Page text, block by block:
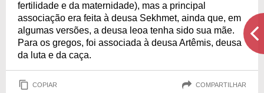
fertilidade e da maternidade), mas a principal
associação era feita à deusa Sekhmet, ainda que, em
algumas versões, a deusa leoa tenha sido sua mãe.
Para os gregos, foi associada à deusa Artêmis, deusa
da luta e da caça.
COPIAR COMPARTILHAR